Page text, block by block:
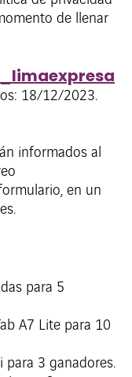
de llenar
18/12/2023.
informados al
en un
para 5
A7 Lite para 10
para 3 ganadores.